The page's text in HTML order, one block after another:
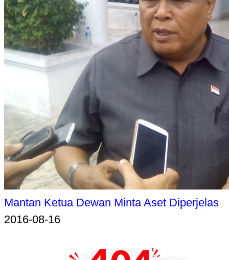
Mantan Ketua Dewan Minta Aset Diperjelas
2016-08-16